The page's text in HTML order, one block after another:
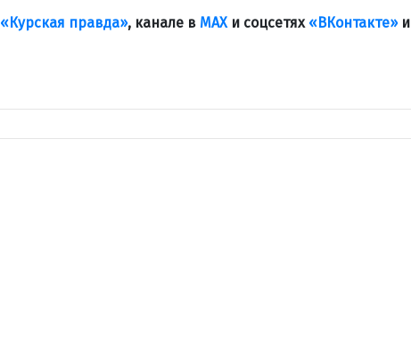
«Курская правда», канале в МАХ и соцсетях «ВКонтакте»и